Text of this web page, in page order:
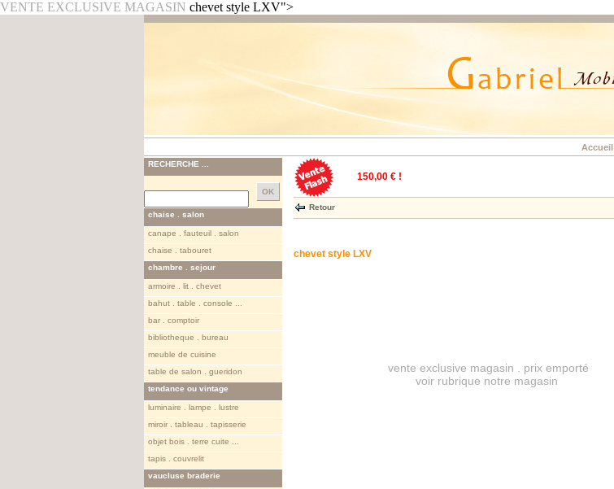
VENTE EXCLUSIVE MAGASIN chevet style LXV">
Accueil
RECHERCHE ...
chaise . salon
canape . fauteuil . salon
chaise . tabouret
chambre . sejour
armoire . lit . chevet
bahut . table . console ...
bar . comptoir
bibliotheque . bureau
meuble de cuisine
table de salon . gueridon
tendance ou vintage
luminaire . lampe . lustre
miroir . tableau . tapisserie
objet bois . terre cuite ...
tapis . couvrelit
vaucluse braderie
150,00 € !
Retour
chevet style LXV
vente exclusive magasin . prix emporté
voir rubrique notre magasin